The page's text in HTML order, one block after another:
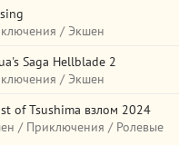
/ Экшен
Saga Hellblade 2
/ Экшен
of Tsushima взлом 2024
/ Приключения / Ролевые